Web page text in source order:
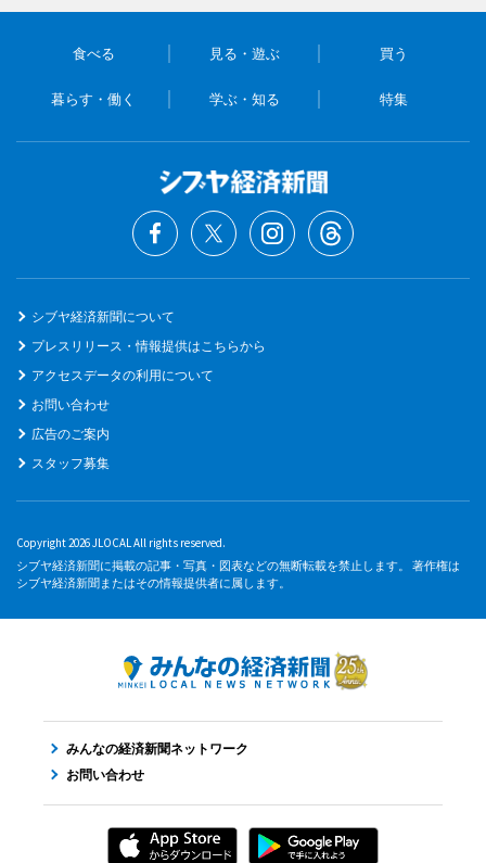
食べる 見る・遊ぶ 買う
暮らす・働く 学ぶ・知る 特集
シブヤ経済新聞について
プレスリリース・情報提供はこちらから
アクセスデータの利用について
お問い合わせ
広告のご案内
スタッフ募集
Copyright 2026 JLOCAL All rights reserved.
シブヤ経済新聞に掲載の記事・写真・図表などの無断転載を禁止します。 著作権は
シブヤ経済新聞またはその情報提供者に属します。
みんなの経済新聞ネットワーク
お問い合わせ